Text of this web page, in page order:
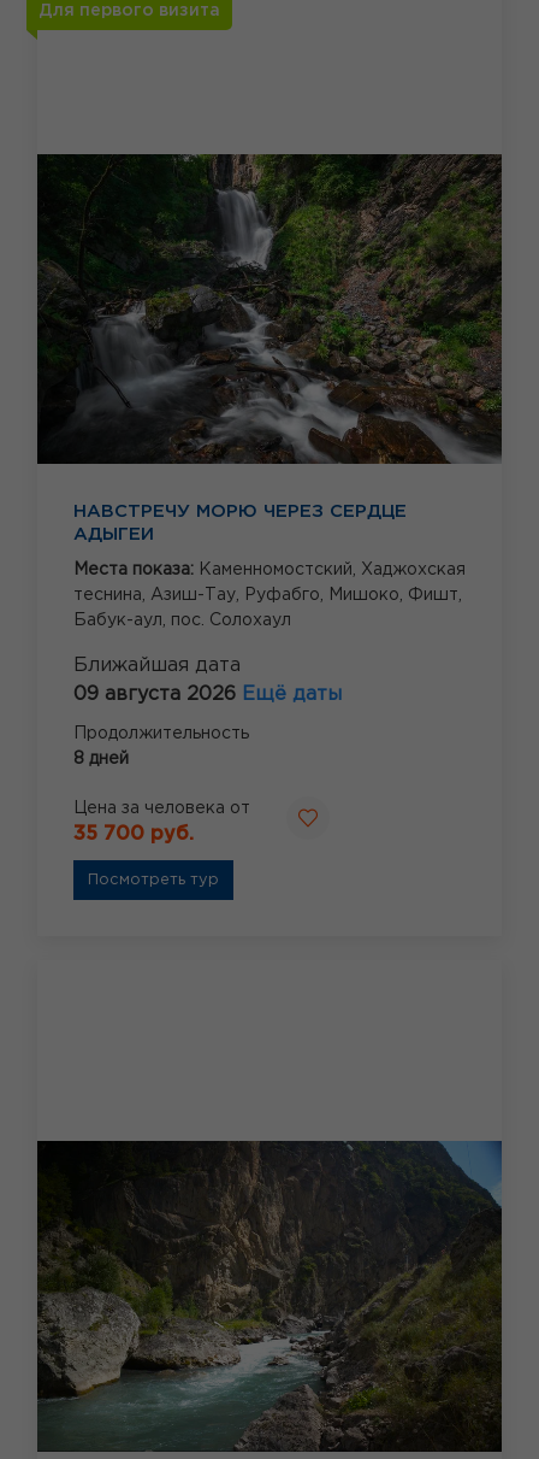
Для первого визита
НАВСТРЕЧУ МОРЮ ЧЕРЕЗ СЕРДЦЕ
АДЫГЕИ
Места показа: Каменномостский, Хаджохская
теснина, Азиш-Тау, Руфабго, Мишоко, Фишт,
Бабук-аул, пос. Солохаул
Ближайшая дата
09 августа 2026 Ещё даты
Продолжительность
8 дней
Цена за человека от
35 700 руб.
Посмотреть тур